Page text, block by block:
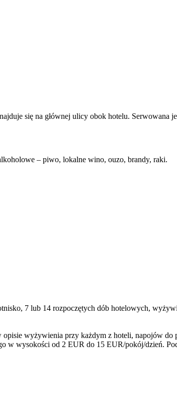
się na głównej ulicy obok hotelu. Serwowana
– piwo, lokalne wino, ouzo, brandy, raki.
7 lub 14 rozpoczętych dób hotelowych,
wyżywienia przy każdym z hoteli, napojów do
w wysokości od 2 EUR do 15 EUR/pokój/dzień.